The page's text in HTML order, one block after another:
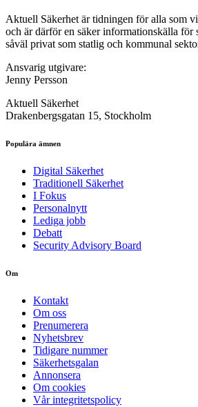
Aktuell Säkerhet är tidningen för alla som
och är därför en säker informationskälla för
såväl privat som statlig och kommunal
Ansvarig utgivare:
Jenny Persson
Aktuell Säkerhet
Drakenbergsgatan 15, Stockholm
Populära ämnen
Digital Säkerhet
Traditionell Säkerhet
I Fokus
Personalnytt
Lediga jobb
Debatt
Security Advisory Board
Om
Kontakt
Om oss
Prenumerera
Nyhetsbrev
Tidigare nummer
Säkerhetsgalan
Annonsera
Om cookies
Vår integritetspolicy